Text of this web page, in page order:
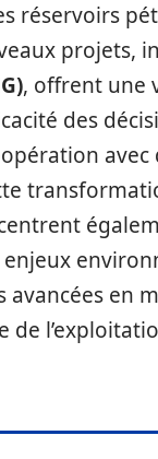
réservoirs
projets,
, offrent une
des
avec
avancées en
de